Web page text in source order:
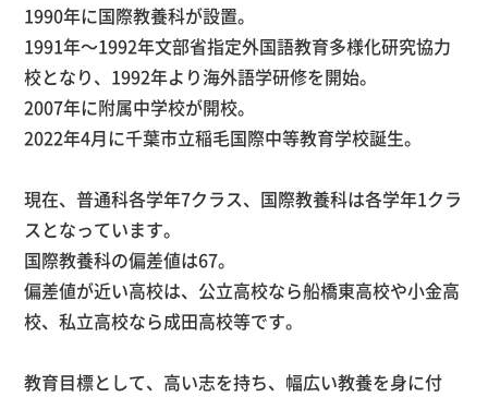
1990年に国際教養科が設置。
1991年～1992年文部省指定外国語教育多様化研究協力
校となり、 1992年より海外語学研修を開始。
2007年に附属中学校が開校。
2022年4月に千葉市立稲毛国際中等教育学校誕生。
現在、普通科各学年7クラス、国際教養科は各学年1クラ
スとなっています。
国際教養科の偏差値は67。
偏差値が近い高校は、公立高校なら船橋東高校や小金高
校、私立高校なら成田高校等です。
教育目標として、高い志を持ち、幅広い教養を身に付